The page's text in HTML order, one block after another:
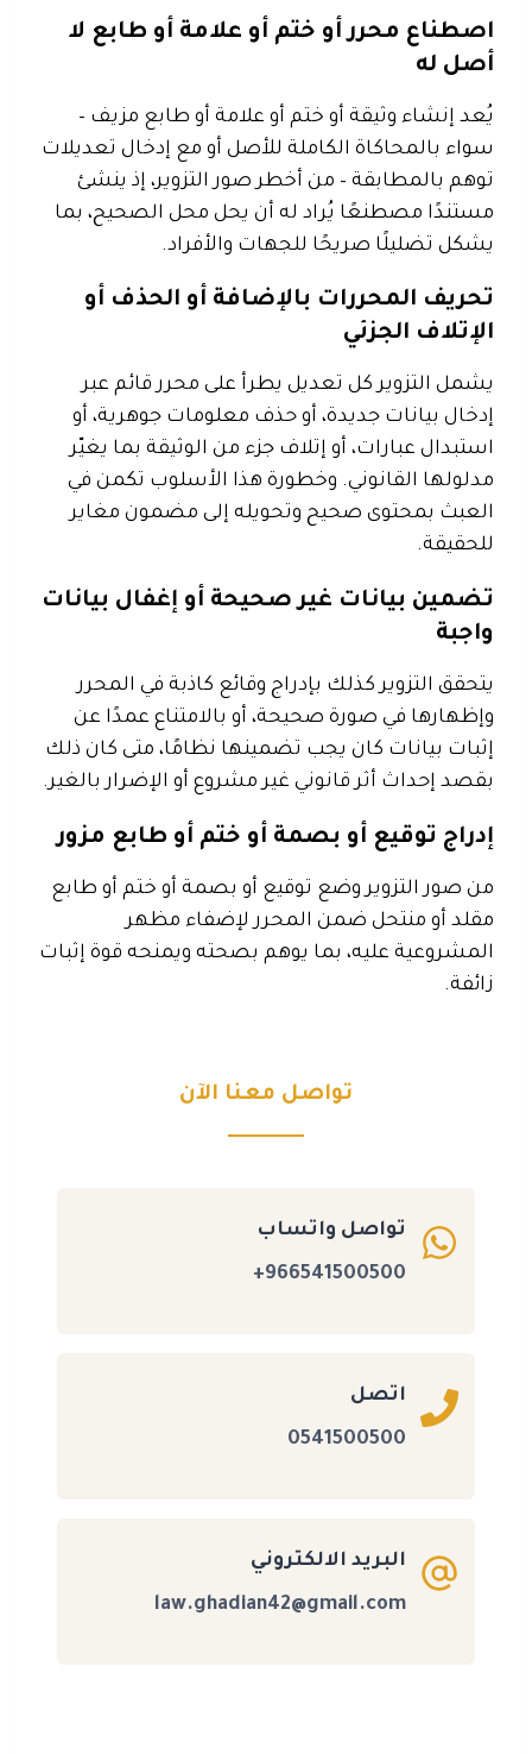
اصطناع محرر أو ختم أو علامة أو طابع لا
أصل له
يُعد إنشاء وثيقة أو ختم أو علامة أو طابع مزيف –
سواء بالمحاكاة الكاملة للأصل أو مع إدخال تعديلات
توهم بالمطابقة – من أخطر صور التزوير، إذ ينشئ
مستندًا مصطنعًا يُراد له أن يحل محل الصحيح، بما
يشكل تضليلًا صريحًا للجهات والأفراد.
تحريف المحررات بالإضافة أو الحذف أو
الإتلاف الجزئي
يشمل التزوير كل تعديل يطرأ على محرر قائم عبر
إدخال بيانات جديدة، أو حذف معلومات جوهرية، أو
استبدال عبارات، أو إتلاف جزء من الوثيقة بما يغيّر
مدلولها القانوني. وخطورة هذا الأسلوب تكمن في
العبث بمحتوى صحيح وتحويله إلى مضمون مغاير
للحقيقة.
تضمين بيانات غير صحيحة أو إغفال بيانات
واجبة
يتحقق التزوير كذلك بإدراج وقائع كاذبة في المحرر
وإظهارها في صورة صحيحة، أو بالامتناع عمدًا عن
إثبات بيانات كان يجب تضمينها نظامًا، متى كان ذلك
بقصد إحداث أثر قانوني غير مشروع أو الإضرار بالغير.
إدراج توقيع أو بصمة أو ختم أو طابع مزور
من صور التزوير وضع توقيع أو بصمة أو ختم أو طابع
مقلد أو منتحل ضمن المحرر لإضفاء مظهر
المشروعية عليه، بما يوهم بصحته ويمنحه قوة إثبات
زائفة.
تواصل معنا الآن
تواصل واتساب
966541500500+
اتصل
0541500500
البريد الالكتروني
law.ghadian42@gmail.com